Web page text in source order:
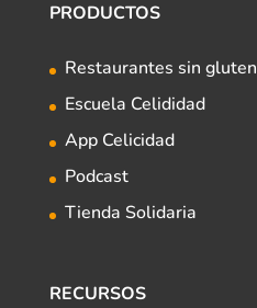
PRODUCTOS
Restaurantes sin gluten
Escuela Celididad
App Celicidad
Podcast
Tienda Solidaria
RECURSOS